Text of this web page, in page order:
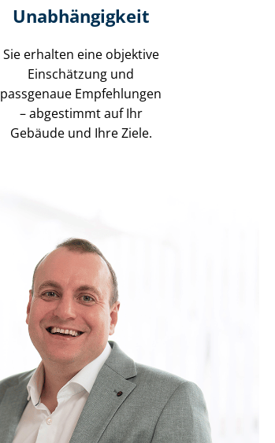
Unabhängigkeit
Sie erhalten eine objektive
Einschätzung und
passgenaue Empfehlungen
– abgestimmt auf Ihr
Gebäude und Ihre Ziele.